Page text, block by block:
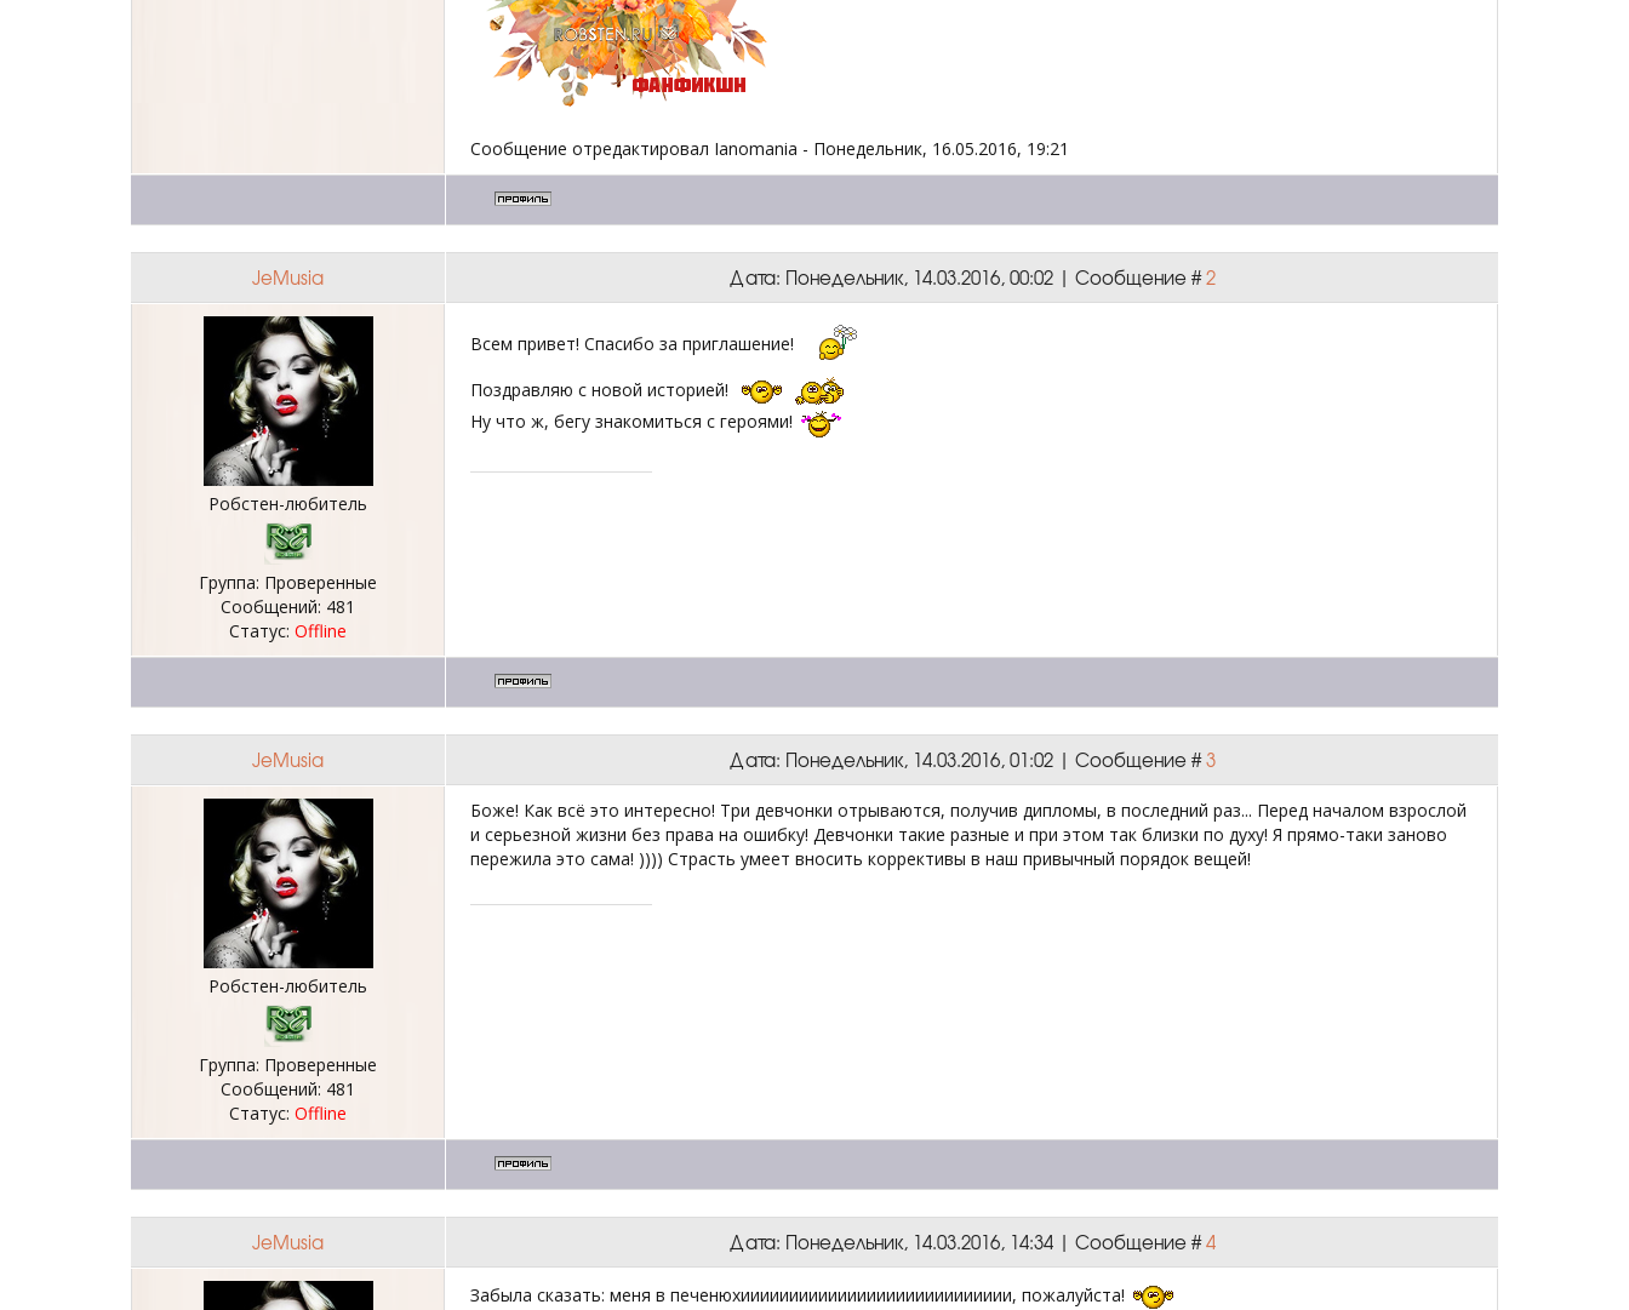
Сообщение отредактировал Ianomania - Понедельник, 16.05.2016, 19:21
JeMusia Дата: Понедельник, 14.03.2016, 00:02 | Сообщение #2
Робстен-любитель
Группа: Проверенные
Сообщений: 481
Статус: Offline
Всем привет! Спасибо за приглашение!
Поздравляю с новой историей!
Ну что ж, бегу знакомиться с героями!
JeMusia Дата: Понедельник, 14.03.2016, 01:02 | Сообщение #3
Робстен-любитель
Группа: Проверенные
Сообщений: 481
Статус: Offline
Боже! Как всё это интересно! Три девчонки отрываются, получив дипломы, в последний раз... Перед началом взрослой
и серьезной жизни без права на ошибку! Девчонки такие разные и при этом так близки по духу! Я прямо-таки заново
пережила это сама! )))) Страсть умеет вносить коррективы в наш привычный порядок вещей!
JeMusia Дата: Понедельник, 14.03.2016, 14:34 | Сообщение #4
Забыла сказать: меня в печенюхииииииииииииииииииииииииииии, пожалуйста!